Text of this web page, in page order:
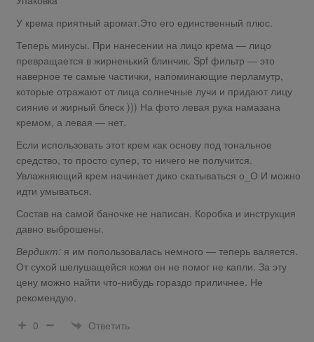
У крема приятный аромат.Это его единственный плюс.
Теперь минусы. При нанесении на лицо крема — лицо
превращается в жирненький блинчик. Spf фильтр — это
наверное те самые частички, напоминающие перламутр,
которые отражают от лица солнечные лучи и придают лицу
сияние и жирный блеск ))) На фото левая рука намазана
кремом, а левая — нет.
Если использовать этот крем как основу под тональное
средство, то просто супер, то ничего не получится.
Увлажняющий крем начинает дико скатываться о_О И можно
идти умываться.
Состав на самой баночке не написан. Коробка и инструкция
давно выброшены.
Вердикт: я им попользовалась немного — теперь валяется.
От сухой шелушащейся кожи он не помог не капли. За эту
цену можно найти что-нибудь гораздо приличнее. Не
рекомендую.
0
Ответить